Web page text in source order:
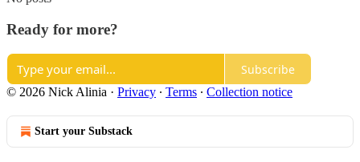
Ready for more?
Subscribe
© 2026 Nick Alinia · Privacy ∙ Terms ∙ Collection notice
Start your Substack